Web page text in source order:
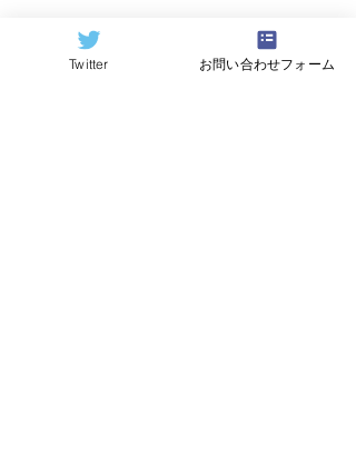
Twitter お問い合わせフォーム